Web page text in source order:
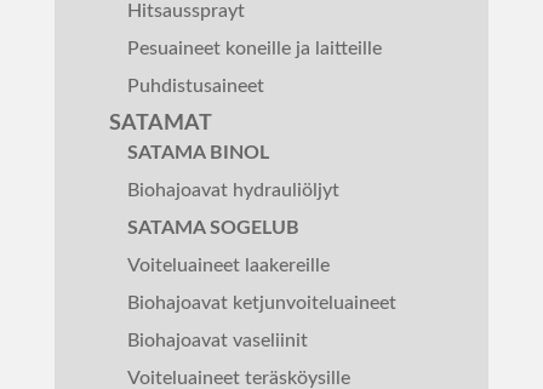
Hitsaussprayt
Pesuaineet koneille ja laitteille
Puhdistusaineet
SATAMAT
SATAMA BINOL
Biohajoavat hydrauliöljyt
SATAMA SOGELUB
Voiteluaineet laakereille
Biohajoavat ketjunvoiteluaineet
Biohajoavat vaseliinit
Voiteluaineet teräsköysille